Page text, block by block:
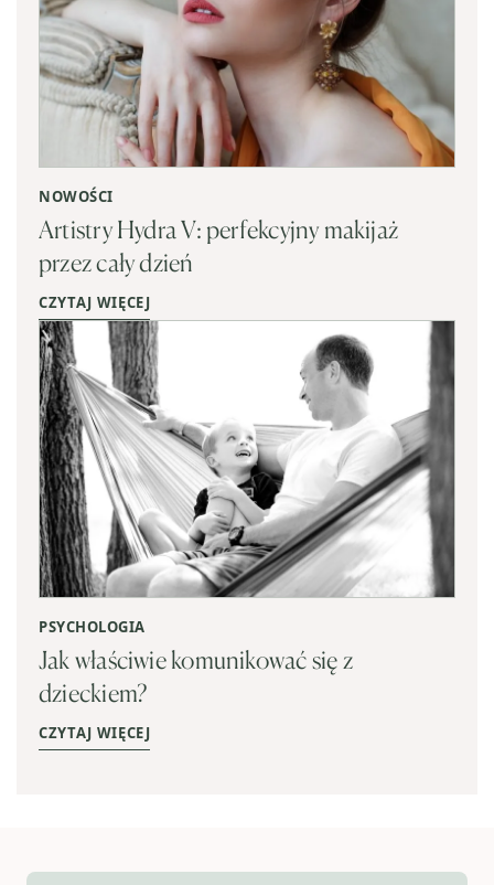
NOWOŚCI
Artistry Hydra V: perfekcyjny makijaż
przez cały dzień
CZYTAJ WIĘCEJ
PSYCHOLOGIA
Jak właściwie komunikować się z
dzieckiem?
CZYTAJ WIĘCEJ